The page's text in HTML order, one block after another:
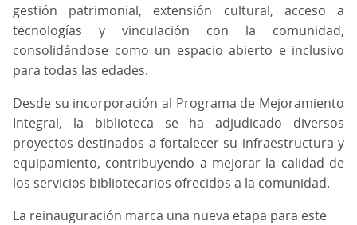
gestión patrimonial, extensión cultural, acceso a
tecnologías y vinculación con la comunidad,
consolidándose como un espacio abierto e inclusivo
para todas las edades.
Desde su incorporación al Programa de Mejoramiento
Integral, la biblioteca se ha adjudicado diversos
proyectos destinados a fortalecer su infraestructura y
equipamiento, contribuyendo a mejorar la calidad de
los servicios bibliotecarios ofrecidos a la comunidad.
La reinauguración marca una nueva etapa para este